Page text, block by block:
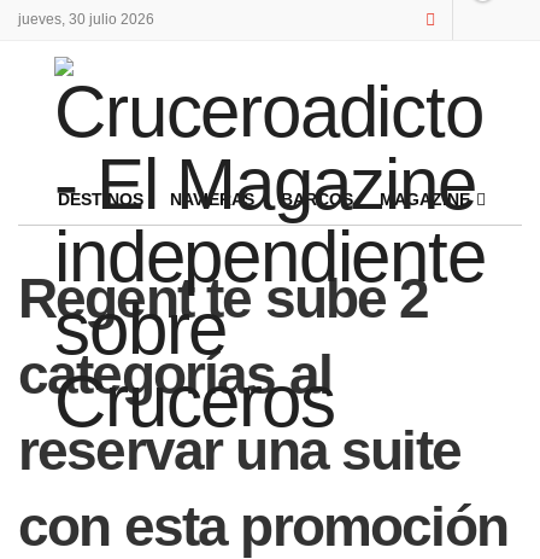
jueves, 30 julio 2026
DESTINOS NAVIERAS BARCOS MAGAZINE
Regent te sube 2
categorías al
reservar una suite
con esta promoción